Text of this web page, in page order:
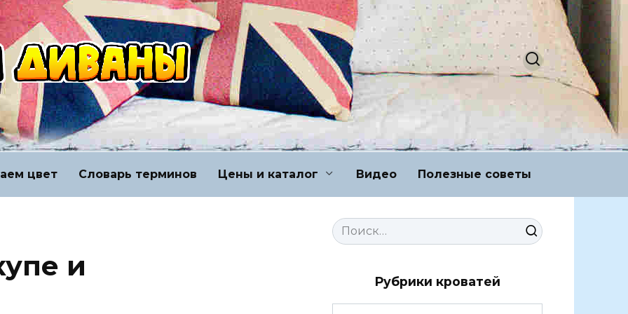
цвет Словарь терминов Цены и каталог Видео Полезные советы
и
Search
for:
Рубрики кроватей